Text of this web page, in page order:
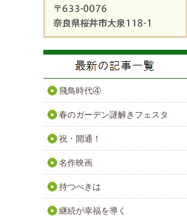
飛鳥時代④
春のガーデン謎解きフェスタ
祝・開通！
名作映画
持つべきは
継続が幸福を導く